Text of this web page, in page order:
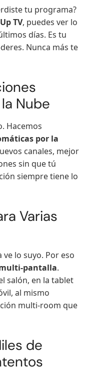
tu programa?
TV, puedes ver lo
días. Es tu
Nunca más te
Nube
Hacemos
por la
canales, mejor
sin que tú
siempre tiene lo
Varias
ve lo suyo. Por eso
pantalla.
salón, en la tablet
al mismo
multi-room que
de